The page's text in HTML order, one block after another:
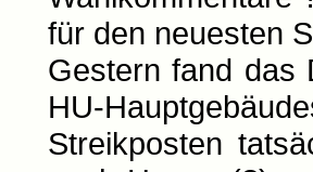
für den neuesten
Gestern fand das
HU-
Streikposten